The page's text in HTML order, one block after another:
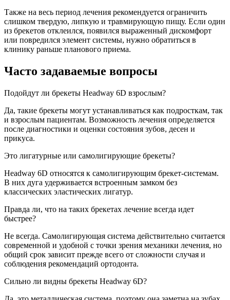
Также на весь период лечения рекомендуется ограничить
слишком твердую, липкую и травмирующую пищу. Если один
из брекетов отклеился, появился выраженный дискомфорт
или повредился элемент системы, нужно обратиться в
клинику раньше планового приема.
Часто задаваемые вопросы
Подойдут ли брекеты Headway 6D взрослым?
Да, такие брекеты могут устанавливаться как подросткам, так
и взрослым пациентам. Возможность лечения определяется
после диагностики и оценки состояния зубов, десен и
прикуса.
Это лигатурные или самолигирующие брекеты?
Headway 6D относятся к самолигирующим брекет-системам.
В них дуга удерживается встроенным замком без
классических эластических лигатур.
Правда ли, что на таких брекетах лечение всегда идет
быстрее?
Не всегда. Самолигирующая система действительно считается
современной и удобной с точки зрения механики лечения, но
общий срок зависит прежде всего от сложности случая и
соблюдения рекомендаций ортодонта.
Сильно ли видны брекеты Headway 6D?